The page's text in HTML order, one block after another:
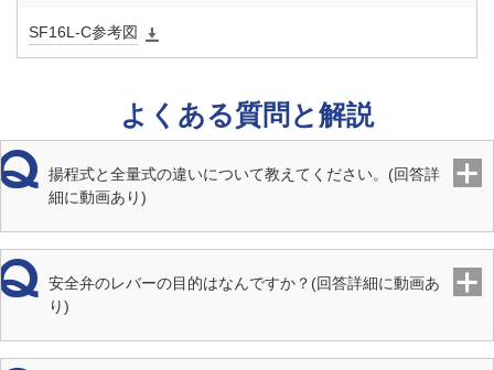
SF16L-C参考図
よくある質問と解説
揚程式と全量式の違いについて教えてください。(回答詳
細に動画あり)
安全弁のレバーの目的はなんですか？(回答詳細に動画あ
り)